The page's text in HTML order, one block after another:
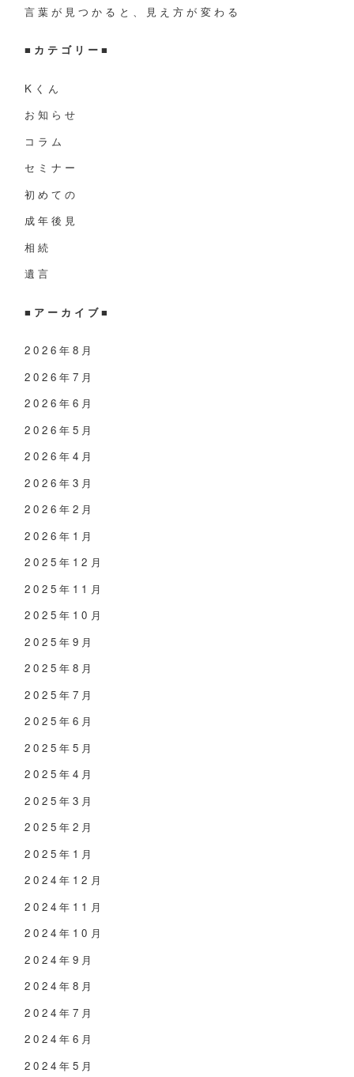
言葉が見つかると、見え方が変わる
■ カテゴリー■
Kくん
お知らせ
コラム
セミナー
初めての
成年後見
相続
遺言
■アーカイブ■
2026年8月
2026年7月
2026年6月
2026年5月
2026年4月
2026年3月
2026年2月
2026年1月
2025年12月
2025年11月
2025年10月
2025年9月
2025年8月
2025年7月
2025年6月
2025年5月
2025年4月
2025年3月
2025年2月
2025年1月
2024年12月
2024年11月
2024年10月
2024年9月
2024年8月
2024年7月
2024年6月
2024年5月